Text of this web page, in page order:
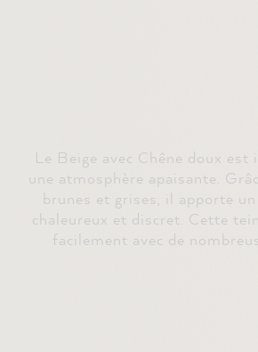
Le Beige avec Chêne doux est
une atmosphère apaisante.
brunes et grises, il apporte
chaleureux et discret. Cette
facilement avec de